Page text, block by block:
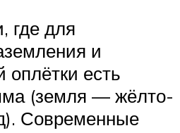
где для
и
оплётки есть
(земля — жёлто-
Современные